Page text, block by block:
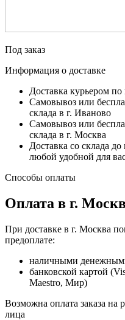
Под заказ
Информация о доставке
Доставка курьером по
Самовывоз или
склада в г. Иваново
Самовывоз или
склада в г. Москва
Доставка со склада
любой удобной для
Способы оплаты
Оплата в г.
При доставке в г. Москва
предоплате:
наличными
банковской картой
Maestro, Мир)
Возможна оплата заказа на
лица